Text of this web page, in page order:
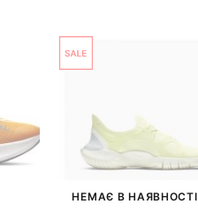
НЕМАЄ В НАЯВНОСТІ